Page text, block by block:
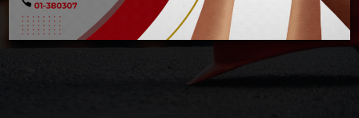
Home ဆီလီကွန် IG